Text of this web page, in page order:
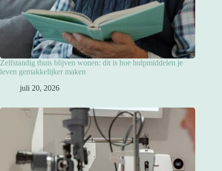
Zelfstandig thuis blijven wonen: dit is hoe hulpmiddelen je
leven gemakkelijker maken
juli 20, 2026